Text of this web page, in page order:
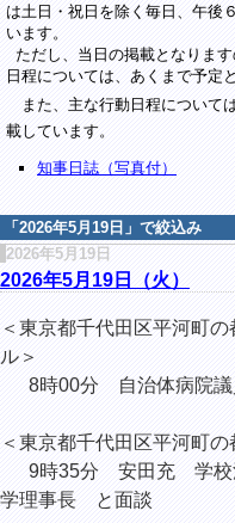
は土日・祝日を除く毎日、午後
います。
ただし、当日の掲載となりま
日程については、あくまで予定
また、主な行動日程について
載しています。
知事日誌（写真付）
「 2026年5月19日 」で絞込み
2026年5月19日
2026年5月19日（火）
＜東京都千代田区平河町
ル＞
8時00分 自治体病院議
＜東京都千代田区平河町の
9時35分 安田充 学校
学理事長 と面談